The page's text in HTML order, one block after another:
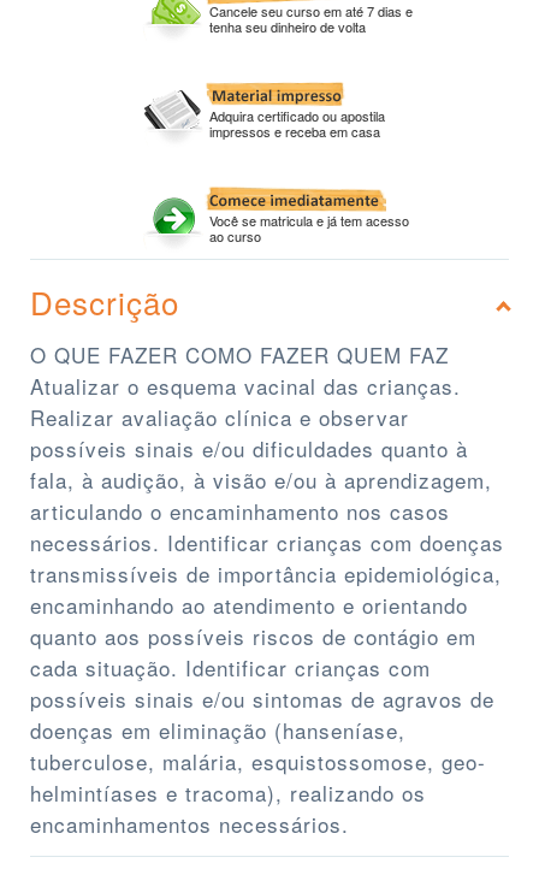
Cancele seu curso em até 7 dias e
tenha seu dinheiro de volta
Adquira certificado ou apostila
impressos e receba em casa
Você se matricula e já tem acesso
ao curso
Descrição
O QUE FAZER COMO FAZER QUEM FAZ
Atualizar o esquema vacinal das crianças.
Realizar avaliação clínica e observar
possíveis sinais e/ou dificuldades quanto à
fala, à audição, à visão e/ou à aprendizagem,
articulando o encaminhamento nos casos
necessários. Identificar crianças com doenças
transmissíveis de importância epidemiológica,
encaminhando ao atendimento e orientando
quanto aos possíveis riscos de contágio em
cada situação. Identificar crianças com
possíveis sinais e/ou sintomas de agravos de
doenças em eliminação (hanseníase,
tuberculose, malária, esquistossomose, geo-
helmintíases e tracoma), realizando os
encaminhamentos necessários.